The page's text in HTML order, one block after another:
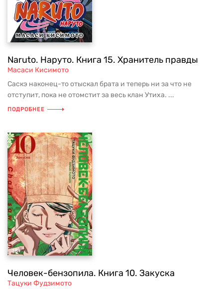
Naruto. Наруто. Книга 15. Хранитель правды
Масаси Кисимото
Саскэ наконец-то отыскал брата и теперь ни за что не
отступит, пока не отомстит за весь клан Утиха. ...
ПОДРОБНЕЕ
Человек-бензопила. Книга 10. Закуска
Тацуки Фудзимото